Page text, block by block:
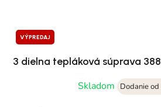
VÝPREDAJ
3 dielna tepláková súprava
Skladom
Dodanie